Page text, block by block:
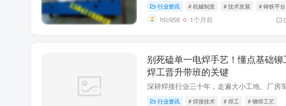
行业资讯 # 机械制造 # 技术发展 # 铸铁平台
hfc958 1个月前
别死磕单一电焊手艺！懂点基础铆
焊工晋升带班的关键
行业资讯 # 焊接技术 # 焊工 # 铆焊工艺